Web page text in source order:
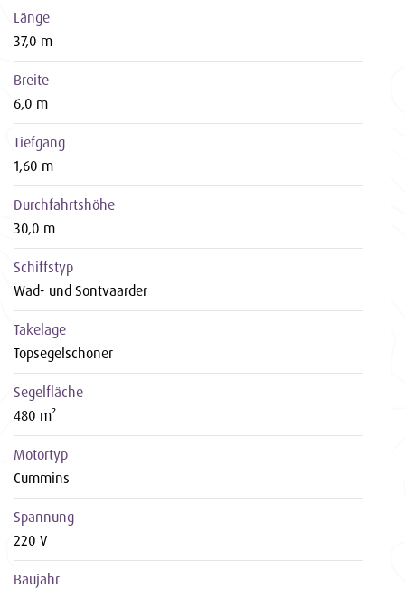
Länge
37,0 m
Breite
6,0 m
Tiefgang
1,60 m
Durchfahrtshöhe
30,0 m
Schiffstyp
Wad- und Sontvaarder
Takelage
Topsegelschoner
Segelfläche
480 m²
Motortyp
Cummins
Spannung
220 V
Baujahr